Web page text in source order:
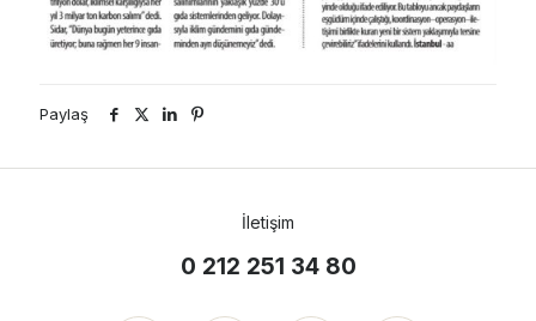
Paylaş
İletişim
0 212 251 34 80